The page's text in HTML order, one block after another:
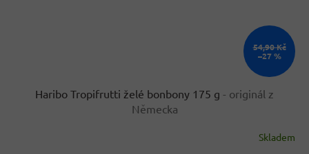
54,90 Kč
–27 %
Haribo Tropifrutti želé bonbony 175 g - originál z
Německa
Skladem